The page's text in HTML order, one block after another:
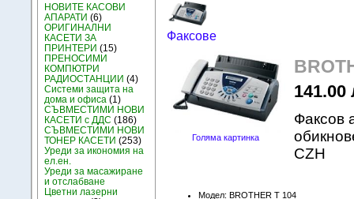
НОВИТЕ КАСОВИ
АПАРАТИ (6)
ОРИГИНАЛНИ
КАСЕТИ ЗА
ПРИНТЕРИ (15)
ПРЕНОСИМИ
КОМПЮТРИ
РАДИОСТАНЦИИ (4)
Системи защита на
дома и офиса (1)
СЪВМЕСТИМИ НОВИ
КАСЕТИ с ДДС (186)
СЪВМЕСТИМИ НОВИ
ТОНЕР КАСЕТИ (253)
Уреди за икономия на
ел.ен.
Уреди за масажиране
и отслабване
Цветни лазерни
Факсове
Голяма картинка
141.00
Факсов
CZH
Модел: BROTHER T 104